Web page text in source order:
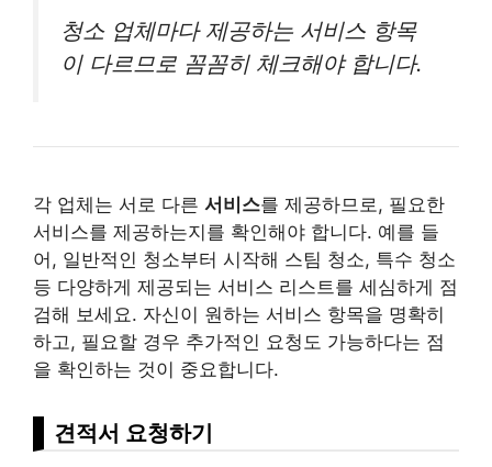
청소 업체마다 제공하는 서비스 항목
이 다르므로 꼼꼼히 체크해야 합니다.
각 업체는 서로 다른 서비스를 제공하므로, 필요한
서비스를 제공하는지를 확인해야 합니다. 예를 들
어, 일반적인 청소부터 시작해 스팀 청소, 특수 청소
등 다양하게 제공되는 서비스 리스트를 세심하게 점
검해 보세요. 자신이 원하는 서비스 항목을 명확히
하고, 필요할 경우 추가적인 요청도 가능하다는 점
을 확인하는 것이 중요합니다.
견적서 요청하기